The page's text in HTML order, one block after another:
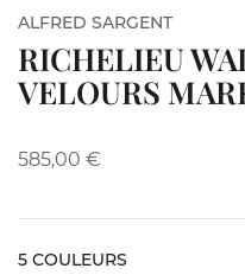
ALFRED SARGENT
RICHELIEU
VELOURS
585,00 €
5 COULEURS